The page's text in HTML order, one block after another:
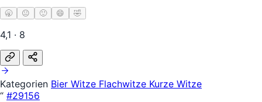
🥱 😐 🙂 😄 🤣
4,1 · 8
Kategorien Bier Witze Flachwitze Kurze Witze
“ #29156